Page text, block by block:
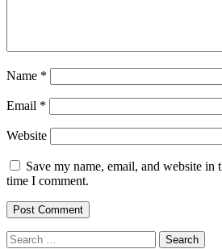
Name *
Email *
Website
Save my name, email, and website in
time I comment.
Search